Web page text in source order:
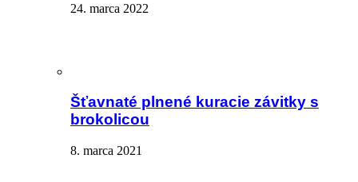
24. marca 2022
Šťavnaté plnené kuracie závitky s
brokolicou
8. marca 2021